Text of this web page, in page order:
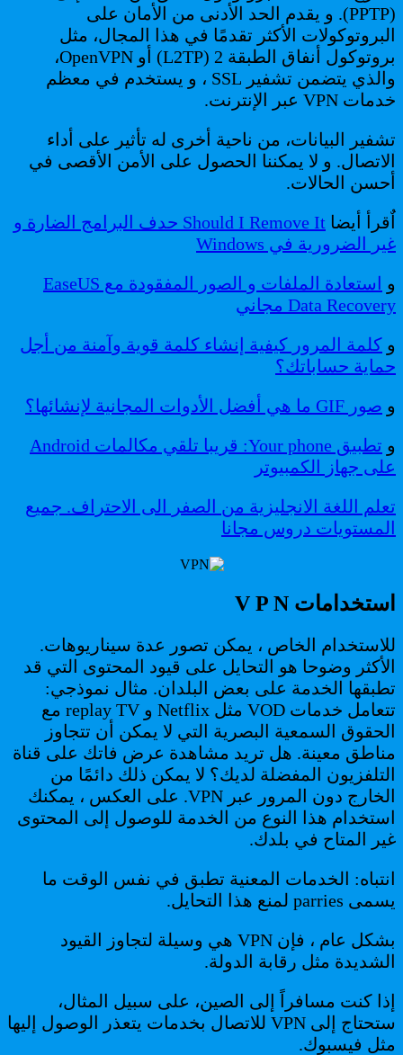
(PPTP). و يقدم الحد الأدنى من الأمان على
البروتوكولات الأكثر تقدمًا في هذا المجال، مثل
بروتوكول أنفاق الطبقة 2 (L2TP) أو OpenVPN،
والذي يتضمن تشفير SSL ، و يستخدم في معظم
خدمات VPN عبر الإنترنت.
تشفير البيانات، من ناحية أخرى له تأثير على أداء
الاتصال. و لا يمكننا الحصول على الأمن الأقصى في
أحسن الحالات.
اٌقرأ أيضا
Should I Remove It حدف البرامج الضارة و
غير الضرورية في Windows
و
استعادة الملفات و الصور المفقودة مع EaseUS
Data Recovery مجاني
و كلمة المرور كيفية إنشاء كلمة قوية وآمنة من أجل
حماية حساباتك؟
و صور GIF ما هي أفضل الأدوات المجانية لإنشائها؟
و
تطبيق Your phone: قريبا تلقي مكالمات Android
على جهاز الكمبيوتر
تعلم اللغة الانجليزية من الصفر الى الاحتراف. جميع
المستويات دروس مجانا
استخدامات V P N
للاستخدام الخاص ، يمكن تصور عدة سيناريوهات.
الأكثر وضوحا هو التحايل على قيود المحتوى التي قد
تطبقها الخدمة على بعض البلدان. مثال نموذجي:
تتعامل خدمات VOD مثل Netflix و replay TV مع
الحقوق السمعية البصرية التي لا يمكن أن تتجاوز
مناطق معينة. هل تريد مشاهدة عرض فاتك على قناة
التلفزيون المفضلة لديك؟ لا يمكن ذلك دائمًا من
الخارج دون المرور عبر VPN. على العكس ، يمكنك
استخدام هذا النوع من الخدمة للوصول إلى المحتوى
غير المتاح في بلدك.
انتباه: الخدمات المعنية تطبق في نفس الوقت ما
يسمى parries لمنع هذا التحايل.
بشكل عام ، فإن VPN هي وسيلة لتجاوز القيود
الشديدة مثل رقابة الدولة.
إذا كنت مسافراً إلى الصين، على سبيل المثال،
ستحتاج إلى VPN للاتصال بخدمات يتعذر الوصول إليها
مثل فيسبوك.